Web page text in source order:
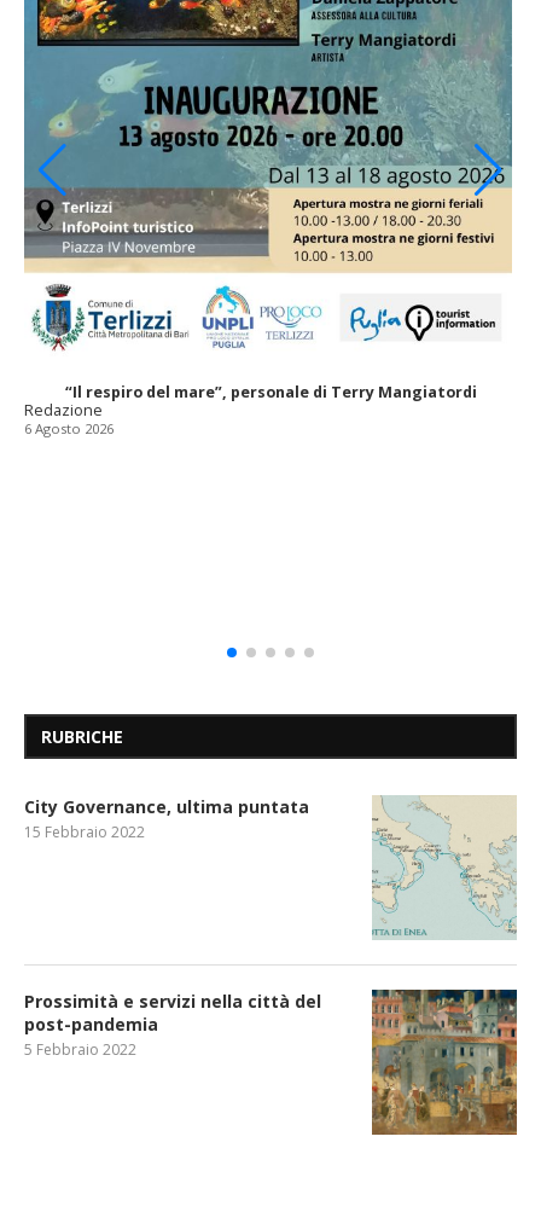
“Il respiro del mare”, personale di Terry Mangiatordi
Redazione
6 Agosto 2026
RUBRICHE
City Governance, ultima puntata
15 Febbraio 2022
Prossimità e servizi nella città del
post-pandemia
5 Febbraio 2022